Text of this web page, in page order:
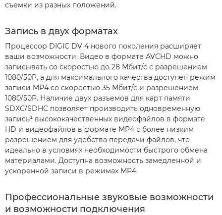
съемки из разных положений.
Запись в двух форматах
Процессор DIGIC DV 4 нового поколения расширяет
ваши возможности. Видео в формате AVCHD можно
записывать со скоростью до 28 Мбит/с с разрешением
1080/50P, а для максимального качества доступен режим
записи MP4 со скоростью 35 Мбит/с и разрешением
1080/50P. Наличие двух разъемов для карт памяти
SDXC/SDHC позволяет производить одновременную
запись¹ высококачественных видеофайлов в формате
HD и видеофайлов в формате MP4 с более низким
разрешением для удобства передачи файлов, что
идеально в условиях необходимости быстрого обмена
материалами. Доступна возможность замедленной и
ускоренной записи в режимах MP4.
Профессиональные звуковые возможности
и возможности подключения